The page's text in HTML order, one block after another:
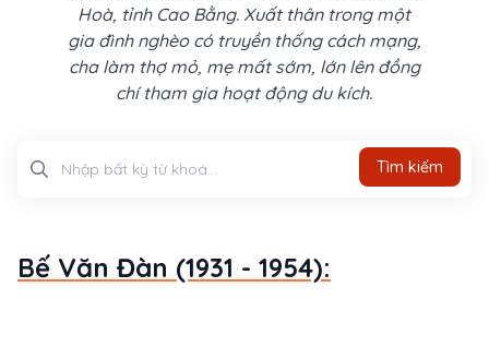
Hoà, tỉnh Cao Bằng. Xuất thân trong một
gia đình nghèo có truyền thống cách mạng,
cha làm thợ mỏ, mẹ mất sớm, lớn lên đồng
chí tham gia hoạt động du kích.
Tìm kiếm
Bế Văn Đàn (1931 - 1954):